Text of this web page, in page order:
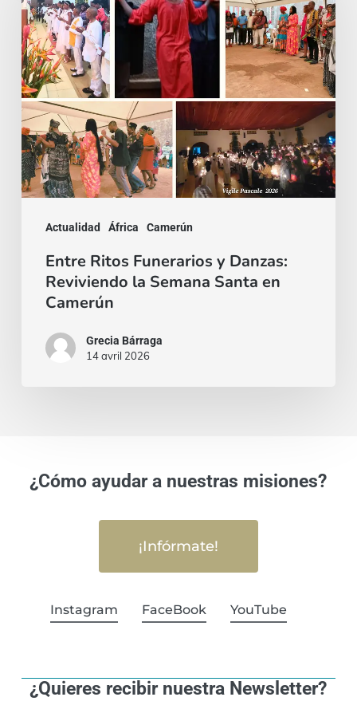
Actualidad África Camerún
Funerarios
y
Danzas:
Reviviendo
la
Semana
Santa
en
Entre Ritos Funerarios y Danzas:
Reviviendo la Semana Santa en
Camerún
Grecia Bárraga
14 avril 2026
¿Cómo ayudar a nuestras misiones?
¡Infórmate!
Instagram FaceBook YouTube
¿Quieres recibir nuestra Newsletter?